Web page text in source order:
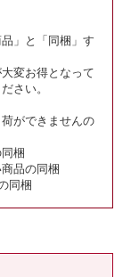
」と「同梱」す
変お得となって
さい。
ができませんの
梱
品の同梱
同梱